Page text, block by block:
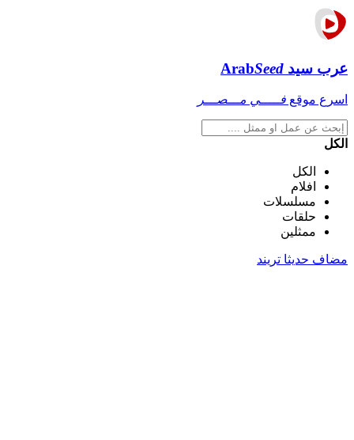
عرب سيد ArabSeed
اسرع موقع فـــــي مـــصـــر
الكل
الكل
افلام
مسلسلات
حلقات
ممثلين
مضاف حديثا تريند